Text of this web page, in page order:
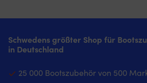
Schwedens größter Shop für
in Deutschland
25 000 Bootszubehör von 500